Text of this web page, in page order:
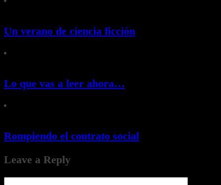
Un verano de ciencia ficción
Lo que vas a leer ahora…
Rompiendo el contrato social
Leave a Reply